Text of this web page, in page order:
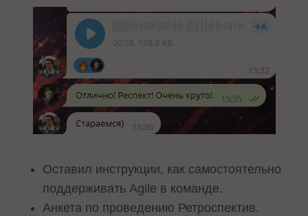
Оставил инструкции, как самостоятельно
поддерживать Agile в команде.
Анкета по проведению Ретроспектив.